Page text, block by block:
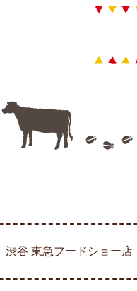
渋谷 東急フードショー店